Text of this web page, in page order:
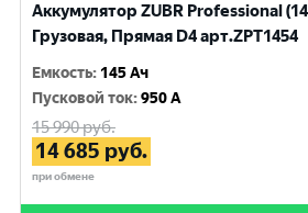
Аккумулятор ZUBR Professional
Грузовая, Прямая D4 арт.ZPT1454
Емкость: 145 Ач
Пусковой ток:950 A
15 990руб.
14 685 руб.
при обмене